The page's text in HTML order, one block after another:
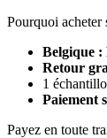
Pourquoi acheter
Belgique
Retour
1
Paiement
Payez en toute